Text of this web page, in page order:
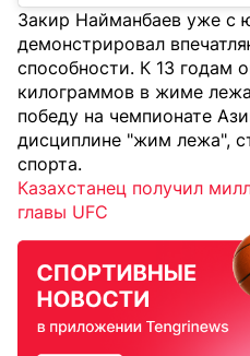
Закир Найманбаев уже с
демонстрировал
способности. К 13 годам
килограммов в жиме
победу на чемпионате
дисциплине "жим лежа",
спорта.
Казахстанец получил
главы UFC